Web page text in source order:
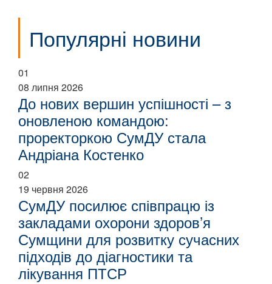
Популярні новини
01
08 липня 2026
До нових вершин успішності – з
оновленою командою:
проректоркою СумДУ стала
Андріана Костенко
02
19 червня 2026
СумДУ посилює співпрацю із
закладами охорони здоров’я
Сумщини для розвитку сучасних
підходів до діагностики та
лікування ПТСР